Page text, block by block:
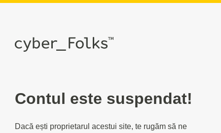
Contul este suspendat!
Dacă ești proprietarul acestui site, te rugăm să ne